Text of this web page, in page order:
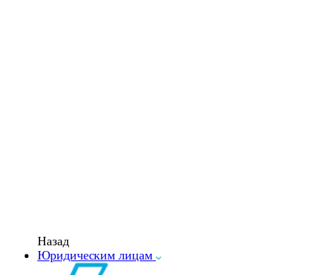
Назад
Юридическим лицам